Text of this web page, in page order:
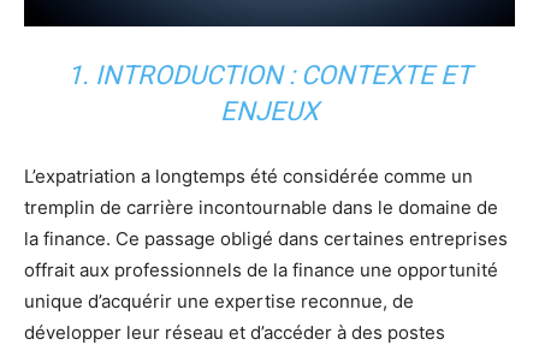
1. INTRODUCTION : CONTEXTE ET
ENJEUX
L’expatriation a longtemps été considérée comme un
tremplin de carrière incontournable dans le domaine de
la finance. Ce passage obligé dans certaines entreprises
offrait aux professionnels de la finance une opportunité
unique d’acquérir une expertise reconnue, de
développer leur réseau et d’accéder à des postes